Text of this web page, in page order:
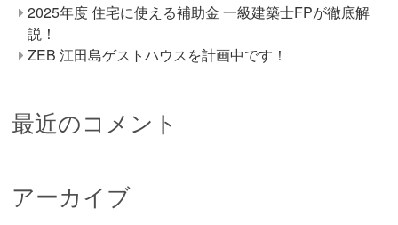
2025年度 住宅に使える補助金 一級建築士FPが徹底解
説！
ZEB 江田島ゲストハウスを計画中です！
最近のコメント
アーカイブ